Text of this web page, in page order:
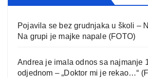
Pojavila se bez grudnjaka u školi –
Na grupi je majke napale (FOTO)
Andrea je imala odnos sa najmanje
odjednom – „Doktor mi je rekao…“